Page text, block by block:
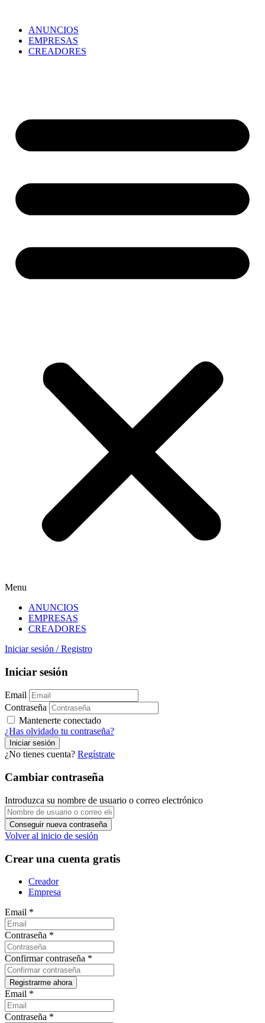
ANUNCIOS
EMPRESAS
CREADORES
Menu
ANUNCIOS
EMPRESAS
CREADORES
Iniciar sesión / Registro
Iniciar sesión
Email
Contraseña
Mantenerte conectado
¿Has olvidado tu contraseña?
¿No tienes cuenta? Regístrate
Cambiar contraseña
Introduzca su nombre de usuario o correo electrónico
Volver al inicio de sesión
Crear una cuenta gratis
Creador
Empresa
Email *
Contraseña *
Confirmar contraseña *
Email *
Contraseña *